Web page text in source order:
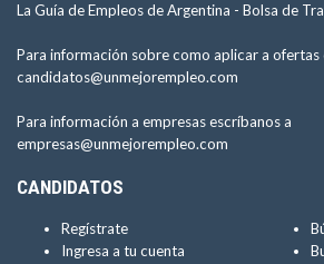
La Guía de Empleos de Argentina - Bolsa de
Para información sobre como aplicar a ofertas
candidatos@unmejorempleo.com
Para información a empresas escríbanos a
empresas@unmejorempleo.com
CANDIDATOS
Regístrate
Ingresa a tu cuenta